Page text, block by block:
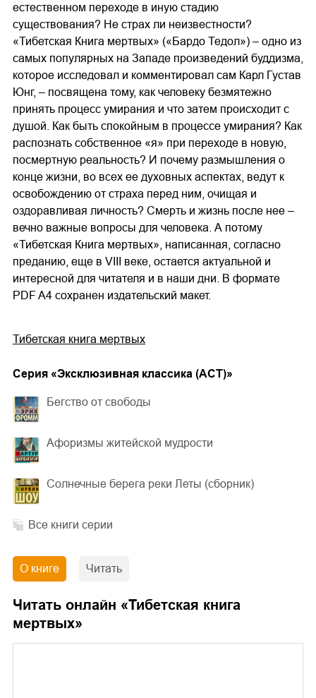
естественном переходе в иную стадию
существования? Не страх ли неизвестности?
«Тибетская Книга мертвых» («Бардо Тедол») – одно из
самых популярных на Западе произведений буддизма,
которое исследовал и комментировал сам Карл Густав
Юнг, – посвящена тому, как человеку безмятежно
принять процесс умирания и что затем происходит с
душой. Как быть спокойным в процессе умирания? Как
распознать собственное «я» при переходе в новую,
посмертную реальность? И почему размышления о
конце жизни, во всех ее духовных аспектах, ведут к
освобождению от страха перед ним, очищая и
оздоравливая личность? Смерть и жизнь после нее –
вечно важные вопросы для человека. А потому
«Тибетская Книга мертвых», написанная, согласно
преданию, еще в VIII веке, остается актуальной и
интересной для читателя и в наши дни. В формате
PDF A4 сохранен издательский макет.
Тибетская книга мертвых
Cерия «Эксклюзивная классика (АСТ)»
Бегство от свободы
Афоризмы житейской мудрости
Солнечные берега реки Леты (сборник)
Все книги серии
О книге Читать
Читать онлайн «Тибетская книга
мертвых»